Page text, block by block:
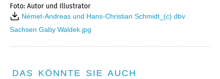
Foto: Autor und Illustrator
Német-Andreas und Hans-Christian Schmidt_(c) dbv
Sachsen Gaby Waldek.jpg
DAS KÖNNTE SIE AUCH